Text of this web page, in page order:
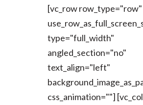
[vc_row row_type="row"
type="full_width"
angled_section="no"
text_align="left"
css_animation=""]